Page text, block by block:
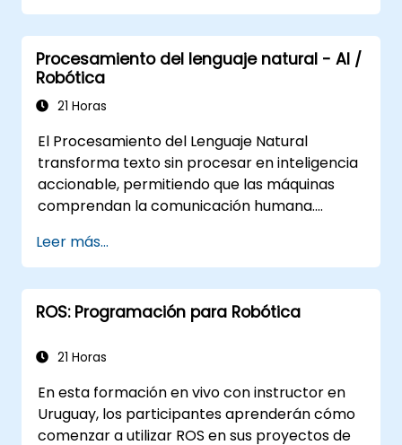
ROS para monitorizar y depurar
aplicaciones de ROS.
Utilizar paquetes y bibliotecas de ROS
para realizar tareas habituales en robots
móviles.
herramientas.
Realizar la resolución de problemas y
depuración de aplicaciones de ROS.
Procesamiento del lenguaje natural - AI /
Robótica
21 Horas
El Procesamiento del Lenguaje Natural
transforma texto sin procesar en inteligencia
accionable, permitiendo que las máquinas
comprendan la comunicación humana.
el análisis de corpus, el análisis de la
estructura de las oraciones, los procesos de
preprocesamiento de texto y la reducción de
dimensionalidad mediante métodos SVD y
implementaciones prácticas de
temático, análisis de sentimientos,
reconocimiento de entidades nombradas y
Leer más...
ROS: Programación para Robótica
21 Horas
En esta formación en vivo con instructor en
Uruguay, los participantes aprenderán cómo
comenzar a utilizar ROS en sus proyectos de